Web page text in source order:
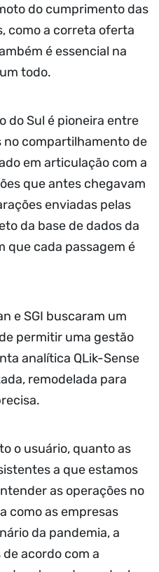
do cumprimento das
como a correta oferta
é essencial na
todo.
do Sul é pioneira entre
no compartilhamento de
em articulação com a
que antes chegavam
enviadas pelas
da base de dados da
que cada passagem é
e SGI buscaram um
permitir uma gestão
analítica QLik-Sense
remodelada para
o usuário, quanto as
a que estamos
as operações no
como as empresas
da pandemia, a
acordo com a